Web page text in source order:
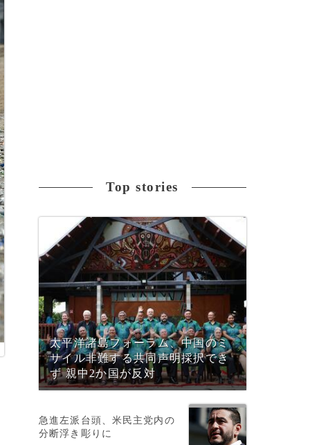
Top stories
太平洋諸島フォーラム、中国のミ
サイル非難する共同声明採択でき
ず 親中2か国が反対
急進左派台頭、米民主党内の
分断浮き彫りに